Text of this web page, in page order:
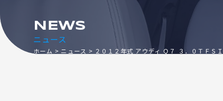
ニュース
NEWS
ホーム ニュース ２０１２年式 アウディ Ｑ７ ３．０ＴＦＳ